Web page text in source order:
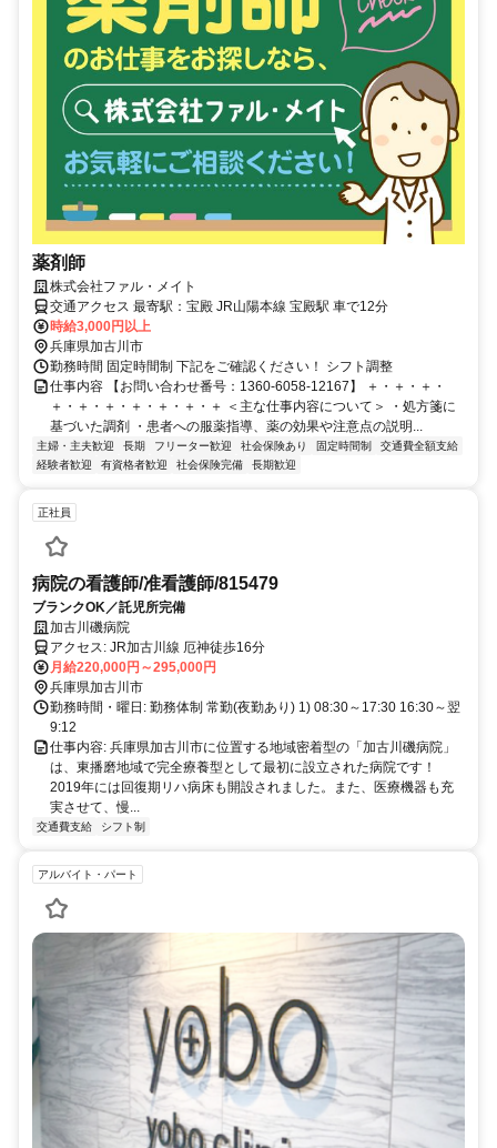
薬剤師
株式会社ファル・メイト
交通アクセス 最寄駅：宝殿 JR山陽本線 宝殿駅 車で12分
時給3,000円以上
兵庫県加古川市
勤務時間 固定時間制 下記をご確認ください！ シフト調整
仕事内容 【お問い合わせ番号：1360-6058-12167】 ＋・＋・＋・
＋・＋・＋・＋・＋・＋・＋ ＜主な仕事内容について＞ ・処方箋に
基づいた調剤 ・患者への服薬指導、薬の効果や注意点の説明...
主婦・主夫歓迎 長期 フリーター歓迎 社会保険あり 固定時間制
交通費全額支給
経験者歓迎
有資格者歓迎 社会保険完備 長期歓迎
正社員
病院の看護師/准看護師/815479
ブランクOK／託児所完備
加古川磯病院
アクセス: JR加古川線 厄神徒歩16分
月給220,000円～295,000円
兵庫県加古川市
勤務時間・曜日: 勤務体制 常勤(夜勤あり) 1) 08:30～17:30 16:30～翌
9:12
仕事内容: 兵庫県加古川市に位置する地域密着型の「加古川磯病院」
は、東播磨地域で完全療養型として最初に設立された病院です！
2019年には回復期リハ病床も開設されました。また、医療機器も充
実させて、慢...
交通費支給 シフト制
アルバイト・パート